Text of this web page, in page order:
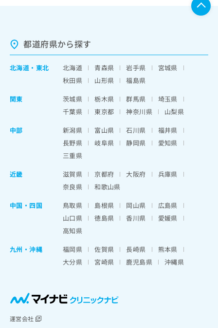
都道府県から探す
北海道 ・ 東北 北海道 青森県 岩手県
宮城県
秋田県
山形県
福島県
関東
茨城県 栃木県 群馬県
埼玉県
千葉県
東京都 神奈川県
山梨県
中部
新潟県 富山県 石川県
福井県
長野県
岐阜県 静岡県
愛知県
三重県
近畿
滋賀県 京都府 大阪府
兵庫県
奈良県
和歌山県
中国・四国
鳥取県 島根県 岡山県
広島県
山口県
徳島県 香川県
愛媛県
高知県
九州・沖縄
福岡県 佐賀県 長崎県
熊本県
大分県
宮崎県 鹿児島県 沖縄県
運営会社